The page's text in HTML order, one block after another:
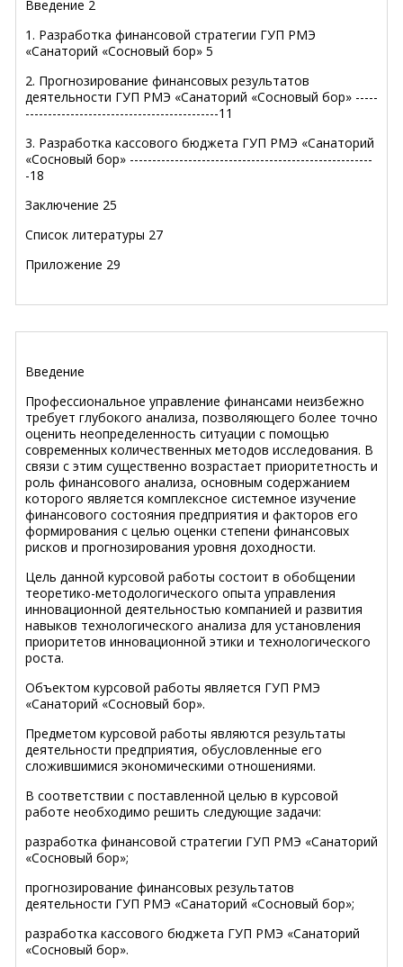
Введение 2
1. Разработка финансовой стратегии ГУП РМЭ
«Санаторий «Сосновый бор» 5
2. Прогнозирование финансовых результатов
деятельности ГУП РМЭ «Санаторий «Сосновый бор» -----
-------------------------------------------11
3. Разработка кассового бюджета ГУП РМЭ «Санаторий
«Сосновый бор» ------------------------------------------------------
-18
Заключение 25
Список литературы 27
Приложение 29
Введение
Профессиональное управление финансами неизбежно
требует глубокого анализа, позволяющего более точно
оценить неопределенность ситуации с помощью
современных количественных методов исследования. В
связи с этим существенно возрастает приоритетность и
роль финансового анализа, основным содержанием
которого является комплексное системное изучение
финансового состояния предприятия и факторов его
формирования с целью оценки степени финансовых
рисков и прогнозирования уровня доходности.
Цель данной курсовой работы состоит в обобщении
теоретико-методологического опыта управления
инновационной деятельностью компанией и развития
навыков технологического анализа для установления
приоритетов инновационной этики и технологического
роста.
Объектом курсовой работы является ГУП РМЭ
«Санаторий «Сосновый бор».
Предметом курсовой работы являются результаты
деятельности предприятия, обусловленные его
сложившимися экономическими отношениями.
В соответствии с поставленной целью в курсовой
работе необходимо решить следующие задачи:
разработка финансовой стратегии ГУП РМЭ «Санаторий
«Сосновый бор»;
прогнозирование финансовых результатов
деятельности ГУП РМЭ «Санаторий «Сосновый бор»;
разработка кассового бюджета ГУП РМЭ «Санаторий
«Сосновый бор».